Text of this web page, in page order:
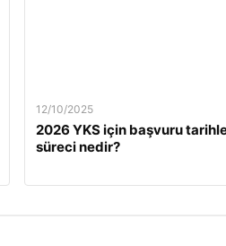
12/10/2025
2026 YKS için başvuru
süreci nedir?